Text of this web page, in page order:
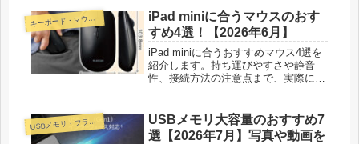
キーボード・マウス・入力機器
iPad miniに合うマウスのおす
すめ4選！【2026年6月】
iPad miniに合うおすすめマウス4選を
紹介します。持ち運びやすさや静音
性、接続方法の注意点まで、実際に触
U SBメモリ・フラッシュドライブ
USBメモリ大容量のおすすめ7
選【2026年7月】写真や動画を